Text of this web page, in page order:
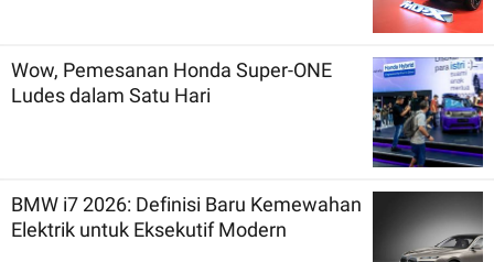
Wow, Pemesanan Honda Super-ONE
Ludes dalam Satu Hari
BMW i7 2026: Definisi Baru Kemewahan
Elektrik untuk Eksekutif Modern